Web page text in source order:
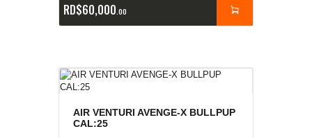
RD$60,000 00
AIR VENTURI AVENGE-X BULLPUP
CAL:25